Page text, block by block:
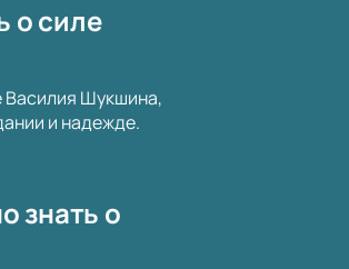
о силе
Василия Шукшина,
и надежде.
знать о